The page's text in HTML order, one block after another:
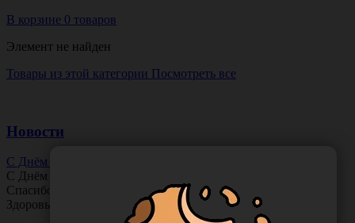
В корзине 0 товаров
Элемент не найден
Товары из этой категории Посмотреть все
Новости
С Днём Офтальмолога!
С Днём
Спасибо за ясное зрение и заботу о пациентах.
Здоровья вам и новых профессиональных побед!